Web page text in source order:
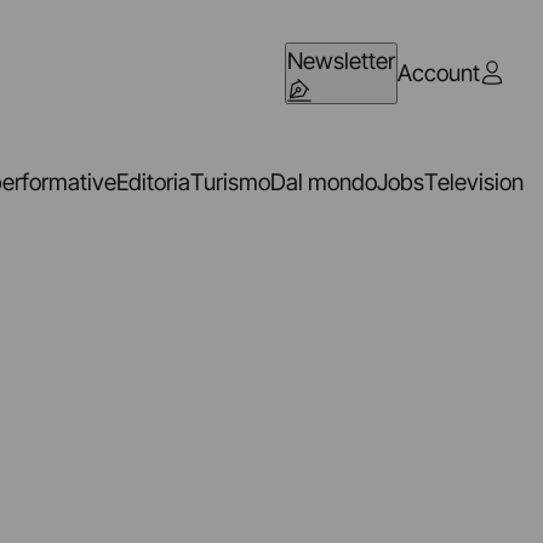
NewsletterAccount
EditoriaTurismoDal mondoJobsTelevision